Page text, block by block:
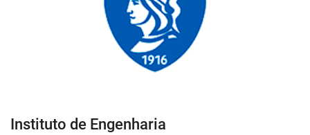
Instituto de Engenharia